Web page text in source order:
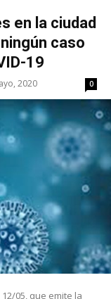
en la ciudad
caso
19
2020 0
05, que emite la